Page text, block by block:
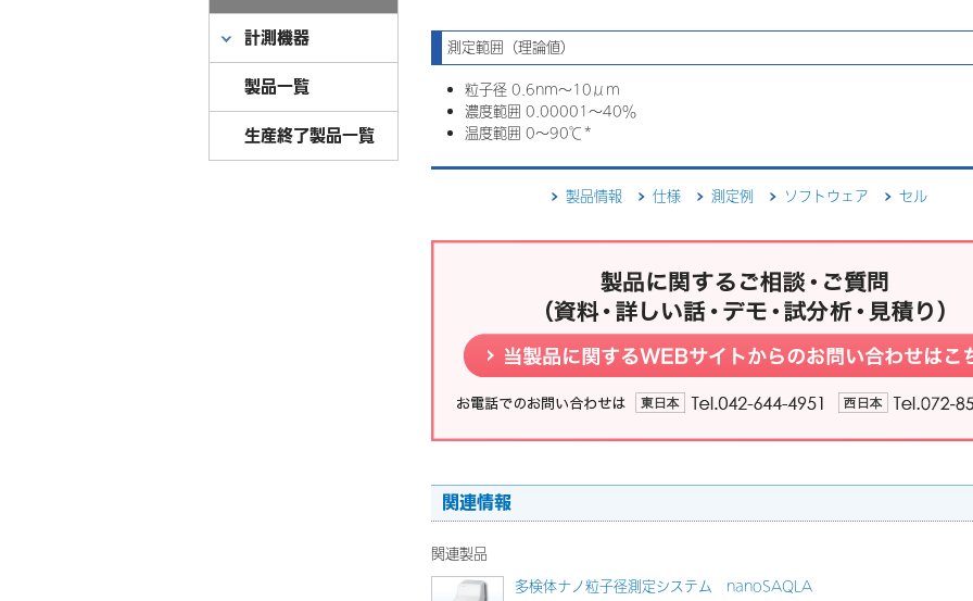
計測機器
製品一覧
生産終了製品一覧
測定範囲（理論値）
粒子径 0.6nm～10μm
濃度範囲 0.00001～40％
温度範囲 0～90℃*
製品情報 仕様 測定例 ソフトウェア セル
関連情報
関連製品
多検体ナノ粒子径測定システム nanoSAQLA